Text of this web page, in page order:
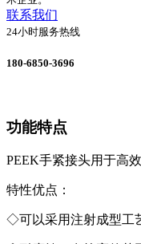
联系我们
24小时服务热线
180-6850-3696
功能特点
PEEK手紧接头用于高
特性优点：
◇可以采用注射成型工